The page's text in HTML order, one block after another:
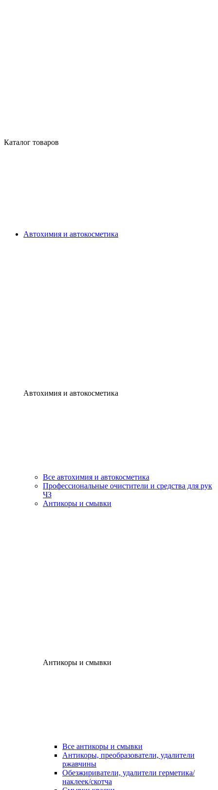
Каталог товаров
Автохимия и автокосметика
Автохимия и автокосметика
Все автохимия и автокосметика
Профессиональные очистители и средства для рук
ЧЗ
Антикоры и смывки
Антикоры и смывки
Все антикоры и смывки
Антикоры, преобразователи, удалители
ржавчины
Обезжириватели, удалители герметика/
наклеек/скотча